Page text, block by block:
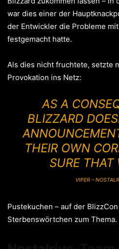
war dies einer der
der Entwickler die Probleme
festgemacht hatte.
Als dies nicht fruchtete, setzte
Provokation ins Netz:
AS A
BLIZZARD
THEIR OWN
SURE THAT
VIPER –
Pustekuchen – auf der
Sterbenswörtchen zum Thema.